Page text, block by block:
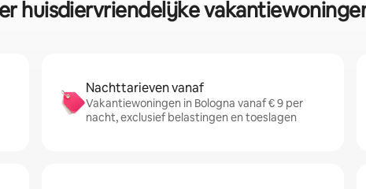
huisdiervriendelijke
Nachttarieven vanaf
Vakantiewoningen in Bologna vanaf € 9 per
nacht, exclusief belastingen en toeslagen